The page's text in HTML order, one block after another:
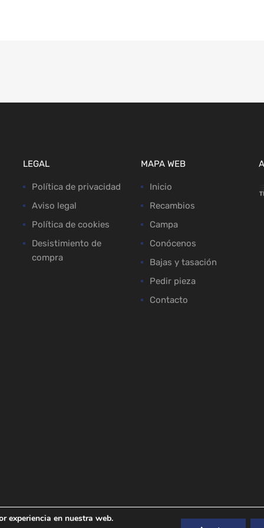
LEGAL
Política de privacidad
Aviso legal
Política de cookies
Desistimiento de
compra
MAPA WEB
Inicio
Recambios
Campa
Conócenos
Bajas y tasación
Pedir pieza
Contacto
experiencia en nuestra web.